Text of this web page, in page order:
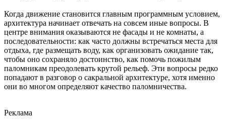
Когда движение становится главным программным условием,
архитектура начинает отвечать на совсем иные вопросы. В
центре внимания оказываются не фасады и не комнаты, а
последовательности: как часто должны встречаться места для
отдыха, где размещать воду, как организовать ожидание так,
чтобы оно сохраняло достоинство, как помочь пожилым
паломникам преодолевать крутой рельеф. Эти вопросы редко
попадают в разговор о сакральной архитектуре, хотя именно
они во многом определяют качество паломничества.
Реклама